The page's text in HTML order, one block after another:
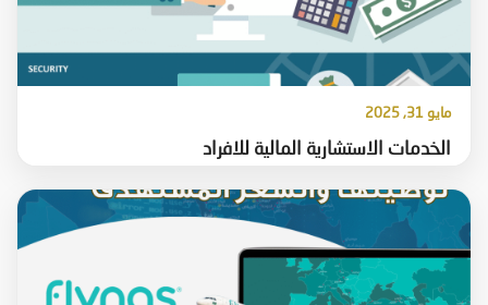
الخدمات الاستشارية المالية للافراد
مايو 31, 2025